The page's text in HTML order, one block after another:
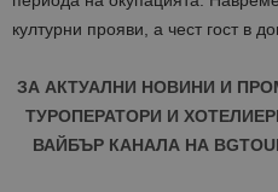
културни прояви, а чест гост в
ЗА АКТУАЛНИ НОВИНИ И
ТУРОПЕРАТОРИ И
ВАЙБЪР КАНАЛА НА